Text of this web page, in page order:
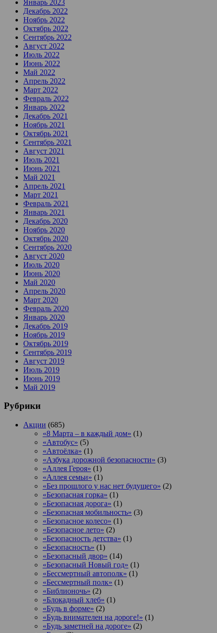
Январь 2023
Декабрь 2022
Ноябрь 2022
Октябрь 2022
Сентябрь 2022
Август 2022
Июль 2022
Июнь 2022
Май 2022
Апрель 2022
Март 2022
Февраль 2022
Январь 2022
Декабрь 2021
Ноябрь 2021
Октябрь 2021
Сентябрь 2021
Август 2021
Июль 2021
Июнь 2021
Май 2021
Апрель 2021
Март 2021
Февраль 2021
Январь 2021
Декабрь 2020
Ноябрь 2020
Октябрь 2020
Сентябрь 2020
Август 2020
Июль 2020
Июнь 2020
Май 2020
Апрель 2020
Март 2020
Февраль 2020
Январь 2020
Декабрь 2019
Ноябрь 2019
Октябрь 2019
Сентябрь 2019
Август 2019
Июль 2019
Июнь 2019
Май 2019
Рубрики
Акции (685)
«8 Марта – в каждый дом» (1)
«Автобус» (5)
«Автоёлка» (1)
«Азбука дорожной безопасности» (3)
«Аллея Героя» (1)
«Аллея семьи» (1)
«Без прошлого у нас нет будущего» (2)
«Безопасная горка» (1)
«Безопасная дорога» (1)
«Безопасная мобильность» (3)
«Безопасное колесо» (1)
«Безопасное лето» (2)
«Безопасность детства» (1)
«Безопасность» (1)
«Безопасный двор» (14)
«Безопасный Новый год» (1)
«Бессмертный автополк» (1)
«Бессмертный полк» (1)
«Библионочь» (2)
«Блокадный хлеб» (1)
«Будь в форме» (2)
«Будь внимателен на дороге!» (1)
«Будь заметней на дороге» (2)